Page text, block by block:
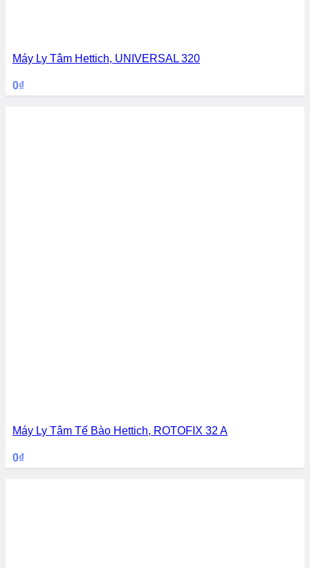
Máy Ly Tâm Hettich, UNIVERSAL 320
0₫
Máy Ly Tâm Tế Bào Hettich, ROTOFIX 32 A
0₫